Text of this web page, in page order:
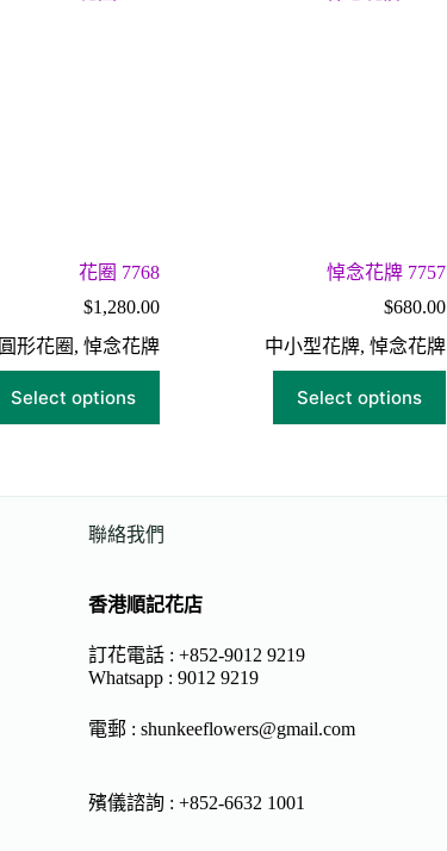
花圈 7768
$1,280.00
圓形花圈 , 悼念花牌
Select options
悼念花牌 7757
$680.00
中小型花牌, 悼念花牌
Select options
聯絡我們
香港順記花店
訂花電話 : +852-9012 9219
Whatsapp : 9012 9219
電郵 : shunkeeflowers@gmail.com
殯儀諮詢 : +852-6632 1001